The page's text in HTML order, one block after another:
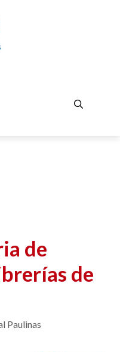
de
de
Paulinas